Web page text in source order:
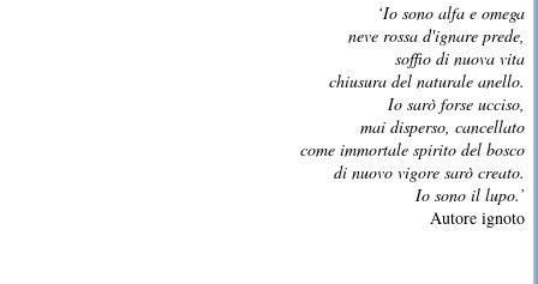
‘Io sono alfa e omega
neve rossa d'ignare prede,
soffio di nuova vita
chiusura del naturale anello.
Io sarò forse ucciso,
mai disperso, cancellato
come immortale spirito del bosco
di nuovo vigore sarò creato.
Io sono il lupo.’
Autore ignoto